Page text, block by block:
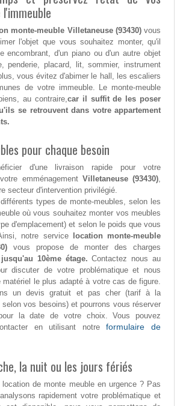
monte-meuble Villetaneuse (93430)vous
l'objet que vous souhaitez monter, qu'il
encombrant, d'un piano ou d'un autre objet
penderie, placard, lit, sommier, instrument
vous évitez d'abimer le hall, les escaliers
de votre immeuble. Le monte-meuble
au contraire,car il suffit de les poser
se retrouvent dans votre appartement
pour chaque besoin
d'une livraison rapide pour votre
emménagement Villetaneuse (93430),
secteur d'intervention privilégié.
types de monte-meubles, selon les
où vous souhaitez monter vos meubles
d'emplacement) et selon le poids que vous
notre service
location monte-meuble
vous propose de monter des charges
10ème étage. Contactez nous au
discuter de votre problématique et nous
matériel le plus adapté à votre cas de figure.
un devis gratuit et pas cher (tarif à la
selon vos besoins) et pourrons vous réserver
la date de votre choix. Vous pouvez
en utilisant notreformulaire de
la nuit ou les jours fériés
de monte meuble en urgence ? Pas
rapidement votre problématique et